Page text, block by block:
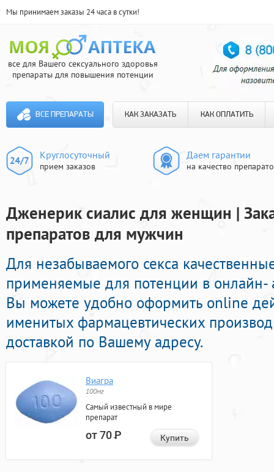
Мы принимаем заказы 24 часа в сутки!
все для Вашего сексуального здоровья
препараты для повышения потенции
ВСЕ ПРЕПАРАТЫ КАК ЗАКАЗАТЬ КАК ОПЛАТИТЬ
Круглосуточный
прием заказов
Даем гарантии
на качество
Дженерик сиалис для женщин |
препаратов для мужчин
Для незабываемого секса
применяемые для потенции в онлайн-
Вы можете удобно оформить online
именитых фармацевтических
доставкой по Вашему адресу.
Виагра
100мг
Самый известный в мире
препарат
от 70Р Купить